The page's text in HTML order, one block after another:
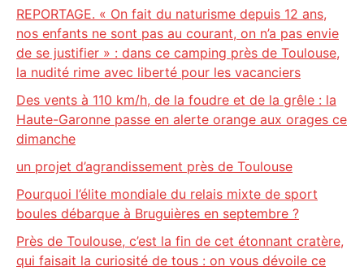
REPORTAGE. « On fait du naturisme depuis 12 ans,
nos enfants ne sont pas au courant, on n’a pas envie
de se justifier » : dans ce camping près de Toulouse,
la nudité rime avec liberté pour les vacanciers
Des vents à 110 km/h, de la foudre et de la grêle : la
Haute-Garonne passe en alerte orange aux orages ce
dimanche
un projet d’agrandissement près de Toulouse
Pourquoi l’élite mondiale du relais mixte de sport
boules débarque à Bruguières en septembre ?
Près de Toulouse, c’est la fin de cet étonnant cratère,
qui faisait la curiosité de tous : on vous dévoile ce